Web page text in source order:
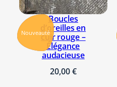
Nouveauté
Boucles
d’oreilles en
cuir rouge –
Élégance
audacieuse
20,00€